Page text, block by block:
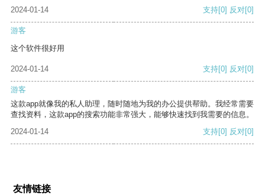
2024-01-14 支持[0] 反对[0]
游客
这个软件很好用
2024-01-14 支持[0] 反对[0]
游客
这款app就像我的私人助理，随时随地为我的办公提供帮助。我经常需要
查找资料，这款app的搜索功能非常强大，能够快速找到我需要的信息。
2024-01-14
支持[0] 反对[0]
友情链接